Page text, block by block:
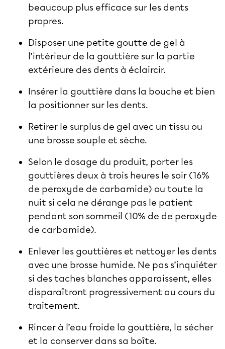
beaucoup plus efficace sur les dents
propres.
Disposer une petite goutte de gel à
l’intérieur de la gouttière sur la partie
extérieure des dents à éclaircir.
Insérer la gouttière dans la bouche et bien
la positionner sur les dents.
Retirer le surplus de gel avec un tissu ou
une brosse souple et sèche.
Selon le dosage du produit, porter les
gouttières deux à trois heures le soir (16%
de peroxyde de carbamide) ou toute la
nuit si cela ne dérange pas le patient
pendant son sommeil (10% de de peroxyde
de carbamide).
Enlever les gouttières et nettoyer les dents
avec une brosse humide. Ne pas s’inquiéter
si des taches blanches apparaissent, elles
disparaîtront progressivement au cours du
traitement.
Rincer à l’eau froide la gouttière, la sécher
et la conserver dans sa boîte.